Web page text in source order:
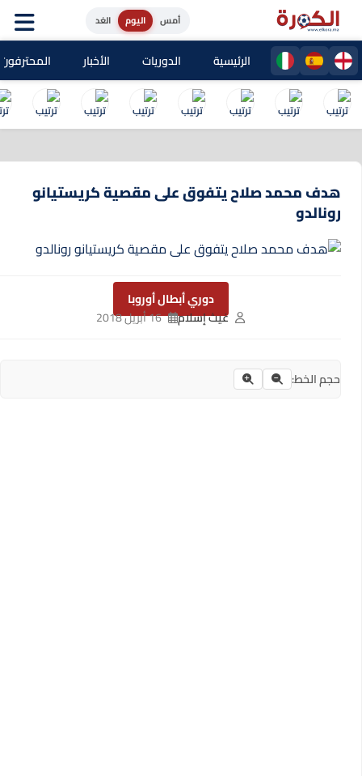
اليوم الغد
الرئيسية الدوريات الأخبار المحترفون
هدف محمد صلاح يتفوق على مقصية كريستيانو
رونالدو
دوري أبطال أوروبا
غيث إسلام
16 أبريل 2018
حجم الخط: